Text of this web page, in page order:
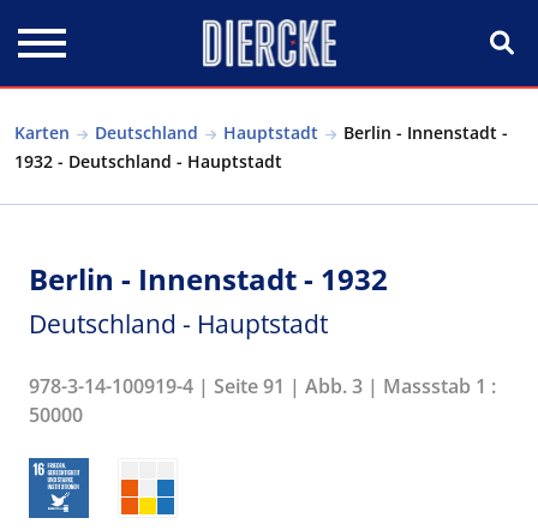
Karten Deutschland Hauptstadt
Berlin - Innenstadt -
1932 - Deutschland - Hauptstadt
Berlin - Innenstadt - 1932
Deutschland - Hauptstadt
978-3-14-100919-4 | Seite 91 | Abb. 3 | Massstab 1 :
50000